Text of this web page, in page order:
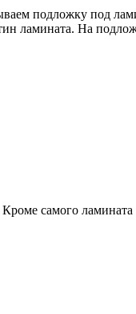
подложку под
ламината. На
самого